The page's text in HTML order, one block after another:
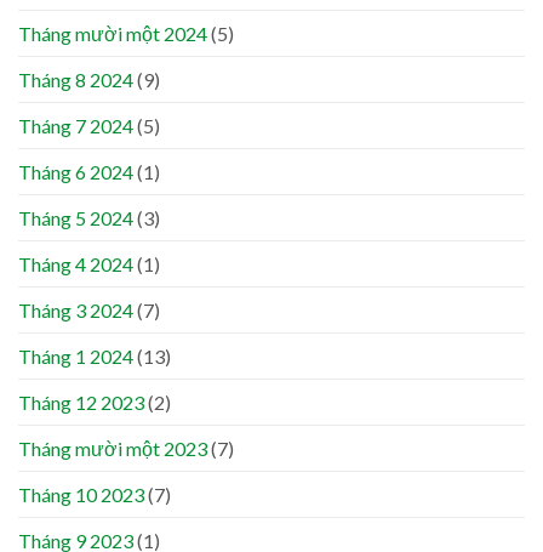
Tháng mười một 2024(5)
Tháng 8 2024(9)
Tháng 7 2024(5)
Tháng 6 2024(1)
Tháng 5 2024(3)
Tháng 4 2024(1)
Tháng 3 2024(7)
Tháng 1 2024(13)
Tháng 12 2023(2)
Tháng mười một 2023(7)
Tháng 10 2023(7)
Tháng 9 2023(1)